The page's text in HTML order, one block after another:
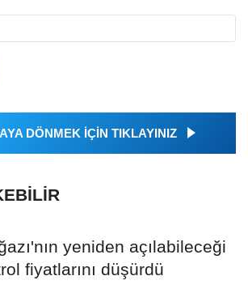
DÖNMEK İÇİN TIKLAYINIZ